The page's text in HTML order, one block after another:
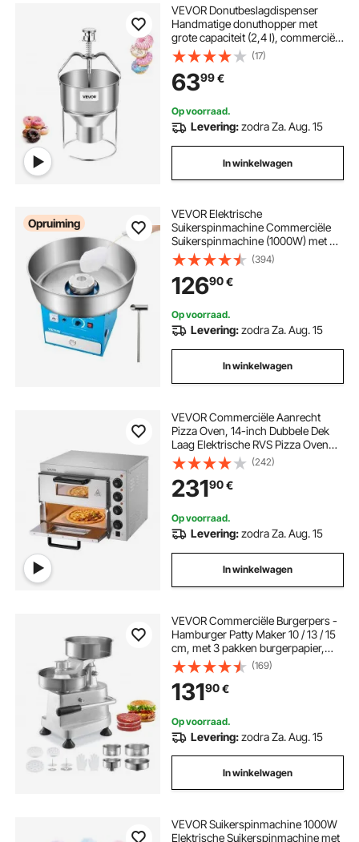
VEVOR Donutbeslagdispenser
Handmatige donuthopper met
grote capaciteit (2,4 l), commerciële
deegdispenser gemaakt van
roestvrij staal 304 en met 6 dikte-
instellingen en standaard, voor
cafés, bakkerijen, keukens
(17)
6399€
Op voorraad.
Levering:zodra Za. Aug. 15
In winkelwagen
Opruiming
VEVOR Elektrische
Suikerspinmachine Commerciële
Suikerspinmachine (1000W) met 52
cm roestvrijstalen kom,
suikerschep en lade, perfect voor
kinderfeestjes en familiefeestjes
Blauw
(394)
12690€
Op voorraad.
Levering:zodra Za. Aug. 15
In winkelwagen
VEVOR Commerciële Aanrecht
Pizza Oven, 14-inch Dubbele Dek
Laag Elektrische RVS Pizza Oven
met Steen en Handvat,
Multifunctionele Binnen Pizza
Maker voor het Bakken van Pretzels
in Thuisrestaurant
(242)
23190€
Op voorraad.
Levering:zodra Za. Aug. 15
In winkelwagen
VEVOR Commerciële Burgerpers -
Hamburger Patty Maker 10 / 13 / 15
cm, met 3 pakken burgerpapier,
Professionele Hamburgerpers van
roestvrij staal, Perfect voor het
bereiden van hamburgers en BBQ-
accessoires
(169)
13190€
Op voorraad.
Levering:zodra Za. Aug. 15
In winkelwagen
VEVOR Suikerspinmachine 1000W
Elektrische Suikerspinmachine met